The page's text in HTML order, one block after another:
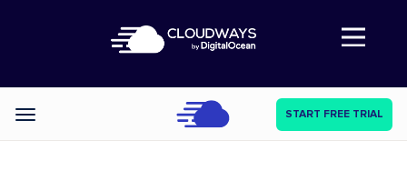
Abre a navegação
Categories START FREE TRIAL